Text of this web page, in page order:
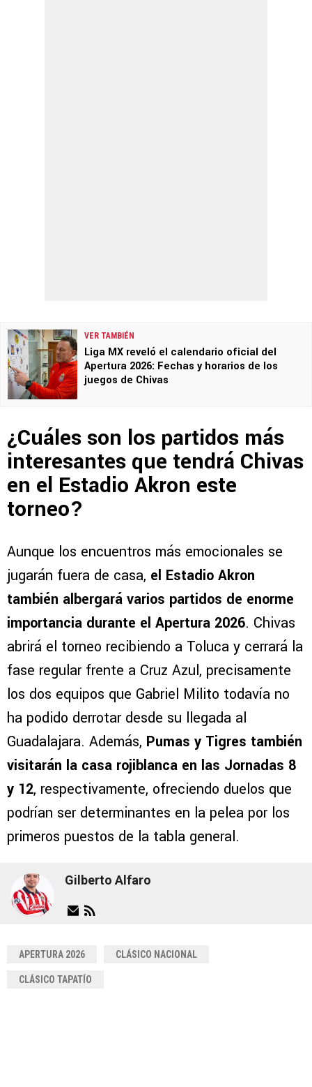
VER TAMBIÉN
Liga MX reveló el calendario oficial del
Apertura 2026: Fechas y horarios de los
juegos de Chivas
¿Cuáles son los partidos más
interesantes que tendrá Chivas
en el Estadio Akron este
torneo?
Aunque los encuentros más emocionales se
jugarán fuera de casa, el Estadio Akron
también albergará varios partidos de enorme
importancia durante el Apertura 2026. Chivas
abrirá el torneo recibiendo a Toluca y cerrará la
fase regular frente a Cruz Azul, precisamente
los dos equipos que Gabriel Milito todavía no
ha podido derrotar desde su llegada al
Guadalajara. Además, Pumas y Tigres también
visitarán la casa rojiblanca en las Jornadas 8
y 12, respectivamente, ofreciendo duelos que
podrían ser determinantes en la pelea por los
primeros puestos de la tabla general.
Gilberto Alfaro
APERTURA 2026 CLÁSICO NACIONAL
CLÁSICO TAPATÍO